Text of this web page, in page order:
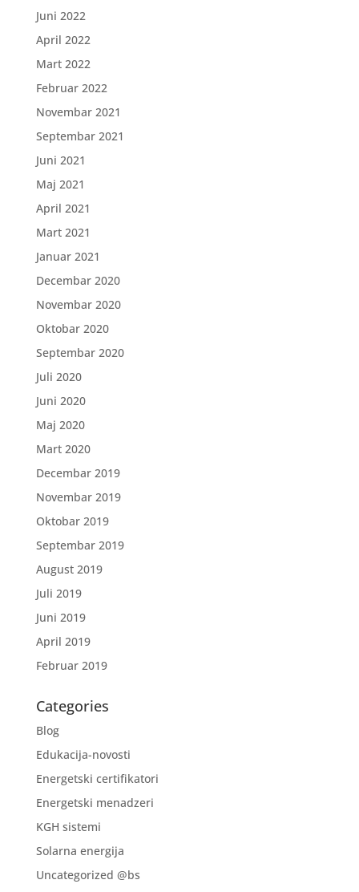
Juni 2022
April 2022
Mart 2022
Februar 2022
Novembar 2021
Septembar 2021
Juni 2021
Maj 2021
April 2021
Mart 2021
Januar 2021
Decembar 2020
Novembar 2020
Oktobar 2020
Septembar 2020
Juli 2020
Juni 2020
Maj 2020
Mart 2020
Decembar 2019
Novembar 2019
Oktobar 2019
Septembar 2019
August 2019
Juli 2019
Juni 2019
April 2019
Februar 2019
Categories
Blog
Edukacija-novosti
Energetski certifikatori
Energetski menadzeri
KGH sistemi
Solarna energija
Uncategorized @bs